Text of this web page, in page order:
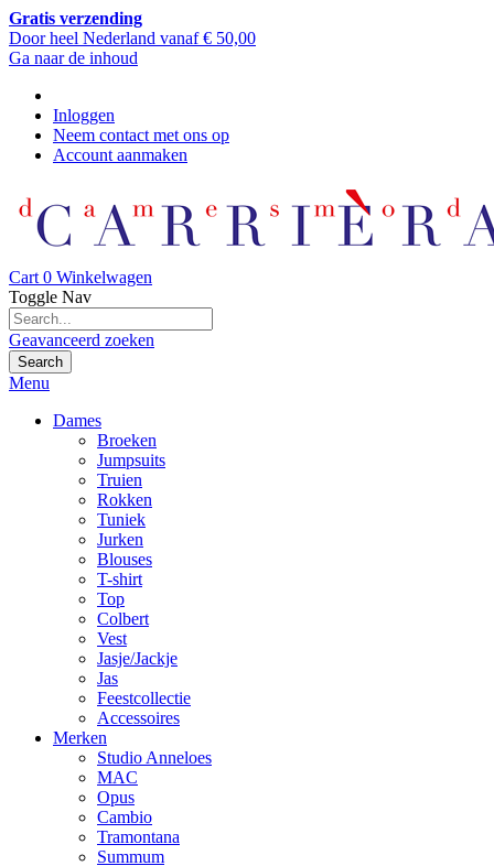
Gratis verzending
Door heel Nederland vanaf € 50,00
Ga naar de inhoud
Inloggen
Neem contact met ons op
Account aanmaken
Cart 0 Winkelwagen
Toggle Nav
Geavanceerd zoeken
Search
Menu
Dames
Broeken
Jumpsuits
Truien
Rokken
Tuniek
Jurken
Blouses
T-shirt
Top
Colbert
Vest
Jasje/Jackje
Jas
Feestcollectie
Accessoires
Merken
Studio Anneloes
MAC
Opus
Cambio
Tramontana
Summum